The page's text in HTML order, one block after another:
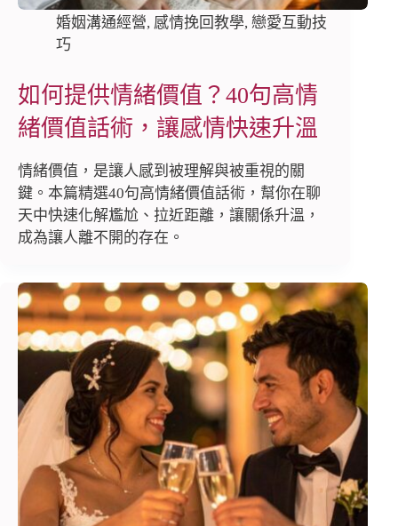
婚姻溝通經營, 感情挽回教學, 戀愛互動技
巧
如何提供情緒價值？40句高情
緒價值話術，讓感情快速升溫
情緒價值，是讓人感到被理解與被重視的關
鍵。本篇精選40句高情緒價值話術，幫你在聊
天中快速化解尷尬、拉近距離，讓關係升溫，
成為讓人離不開的存在。